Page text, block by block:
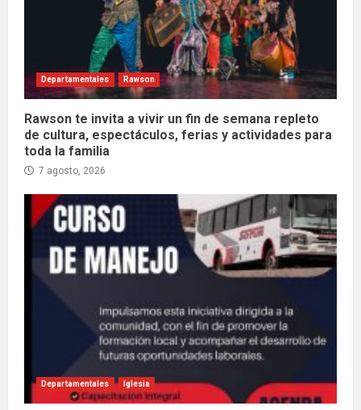
Departamentales Rawson
Rawson te invita a vivir un fin de semana repleto
de cultura, espectáculos, ferias y actividades para
toda la familia
7 agosto, 2026
Departamentales Iglesia